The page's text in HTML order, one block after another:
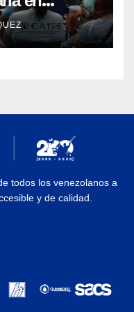
con
todos los venezolanos a
y de calidad.